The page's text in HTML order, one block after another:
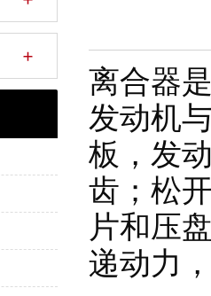
离合器
发动机
板，发
齿；松
片和压
递动力